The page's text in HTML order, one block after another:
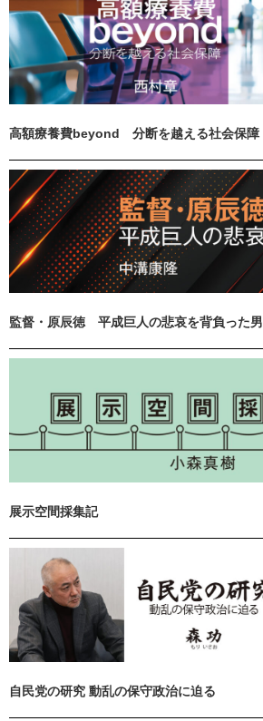
高額療養費beyond 分断を越える社会保障
監督・原辰徳 平成巨人の悲哀を背負った男
展示空間採集記
自民党の研究 動乱の保守政治に迫る